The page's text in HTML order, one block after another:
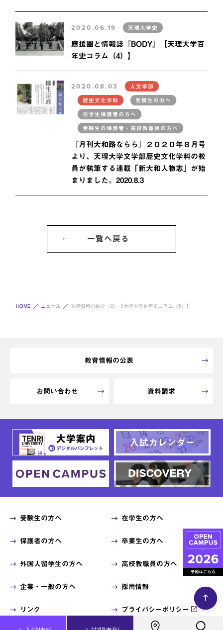
2020.06.19 天理大学史
應援團と情報誌『BODY』【天理大学百
年史コラム（4）】
2020.08.03 人文学部
歴史文化学科 受験生の方へ
在学生保護者の方へ
受験生の保護者・高校教職員の方へ
『月刊大和路ならら』２０２０年８月号
より、天理大学文学部歴史文化学科の教
員が執筆する連載「新大和人物志」が始
まりました。2020.8.3
一覧へ戻る
HOME ニュース 寄贈資料の紹介（2）【天理大学百年史コラム（5）】
教育情報の公表
お問い合わせ 資料請求
受験生の方へ 在学生の方へ
保護者の方へ 卒業生の方へ
外国人留学生の方へ 高校教職員の方へ
企業・一般の方へ 採用情報
リンク プライバシーポリシー